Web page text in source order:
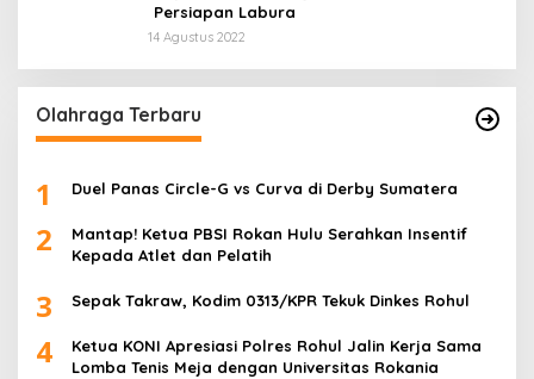
Persiapan Labura
14 Agustus 2022
Olahraga Terbaru
1 Duel Panas Circle-G vs Curva di Derby Sumatera
2
Mantap! Ketua PBSI Rokan Hulu Serahkan Insentif
Kepada Atlet dan Pelatih
3 Sepak Takraw, Kodim 0313/KPR Tekuk Dinkes Rohul
4
Ketua KONI Apresiasi Polres Rohul Jalin Kerja Sama
Lomba Tenis Meja dengan Universitas Rokania